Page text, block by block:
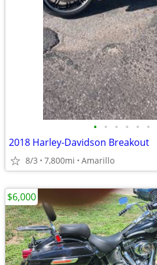
• • • • • •
2018 Harley-Davidson Breakout
8/3 7,800mi Amarillo
$6,000